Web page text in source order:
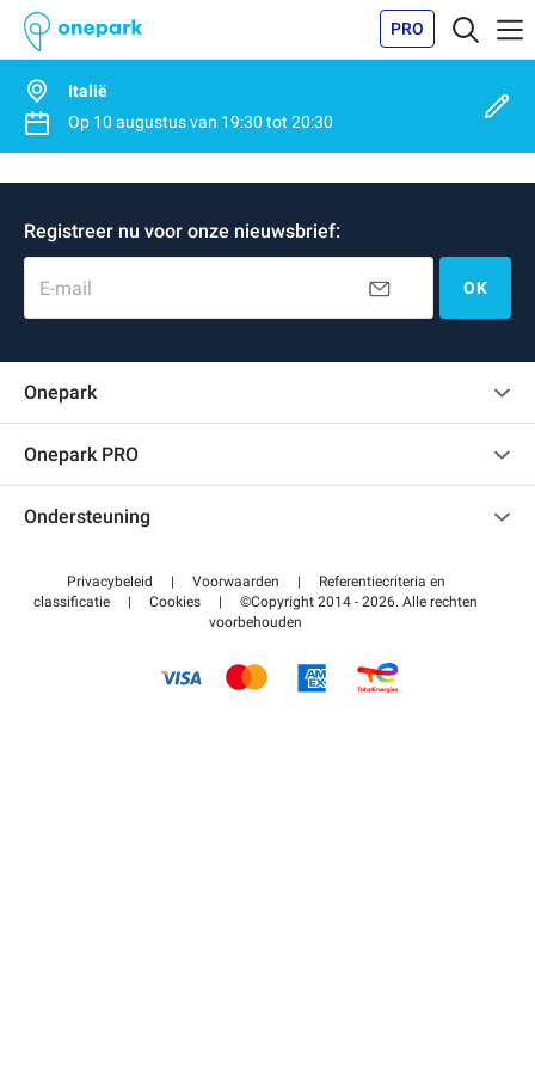
PRO
Italië
Op 10 augustusvan 19:30 tot 20:30
Registreer nu voor onze nieuwsbrief:
E-mail OK
Onepark
Onepark PRO
Word partner van Onepark
Ondersteuning
Helpcentrum
Betalen voor parkeren FLOW
Privacybeleid | Voorwaarden |
Referentiecriteria en
classificatie
| Cookies |
©Copyright 2014 - 2026. Alle rechten
voorbehouden